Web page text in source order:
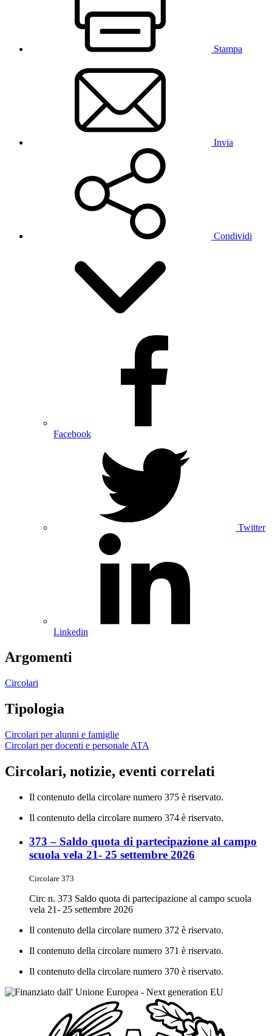
Stampa
Invia
Condividi
Facebook
Twitter
Linkedin
Argomenti
Circolari
Tipologia
Circolari per alunni e famiglie
Circolari per docenti e personale ATA
Circolari, notizie, eventi correlati
Il contenuto della circolare numero 375 è riservato.
Il contenuto della circolare numero 374 è riservato.
373 – Saldo quota di partecipazione al campo
scuola vela 21- 25 settembre 2026
Circolare 373
Circ n. 373 Saldo quota di partecipazione al campo scuola
vela 21- 25 settembre 2026
Il contenuto della circolare numero 372 è riservato.
Il contenuto della circolare numero 371 è riservato.
Il contenuto della circolare numero 370 è riservato.